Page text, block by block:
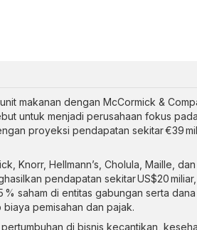
makanan dengan McCormick &
untuk menjadi perusahaan fokus
proyeksi pendapatan sekitar €39
Knorr, Hellmann’s, Cholula, Maille, dan
pendapatan sekitar US$20
% saham di entitas gabungan serta dana
biaya pemisahan dan pajak.
di bisnis kecantikan,